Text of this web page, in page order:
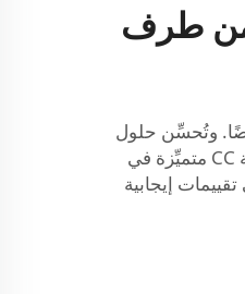
من طرف
وتُحسِّن حلول
الوفاء التابعة لأطراف ثالثة — مثل الحلول المقدمة من شركة CC — هذا الجانب بشكلٍ ملحوظ. فأول ما يريده العملاء هو وصول المنتج إليهم بسرعة. وشركة CC متميِّزة في
إيجابية